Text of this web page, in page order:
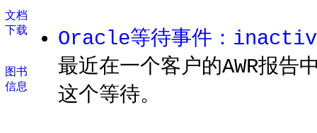
文档
下载
图书
信息
Oracle等待事件：
最近在一个客户的AWR报
这个等待。